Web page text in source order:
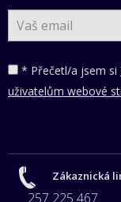
* Přečetl/a jsem si
uživatelům webové
Zákaznická
257 225 467